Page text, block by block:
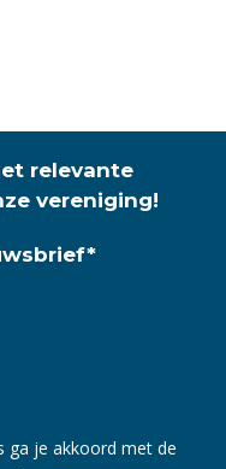
relevante
vereniging!
*
ga je akkoord met de